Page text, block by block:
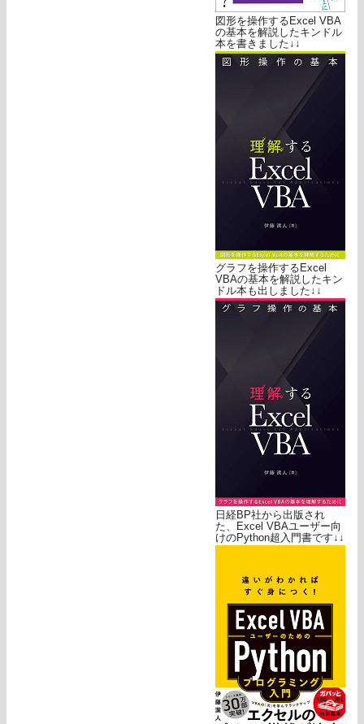
図形を操作するExcel VBA
の基本を解説したキンドル
本を書きました↓↓
グラフを操作するExcel
VBAの基本を解説したキン
ドル本も出しました↓↓
日経BP社から出版され
た、Excel VBAユーザー向
けのPython超入門書です↓↓